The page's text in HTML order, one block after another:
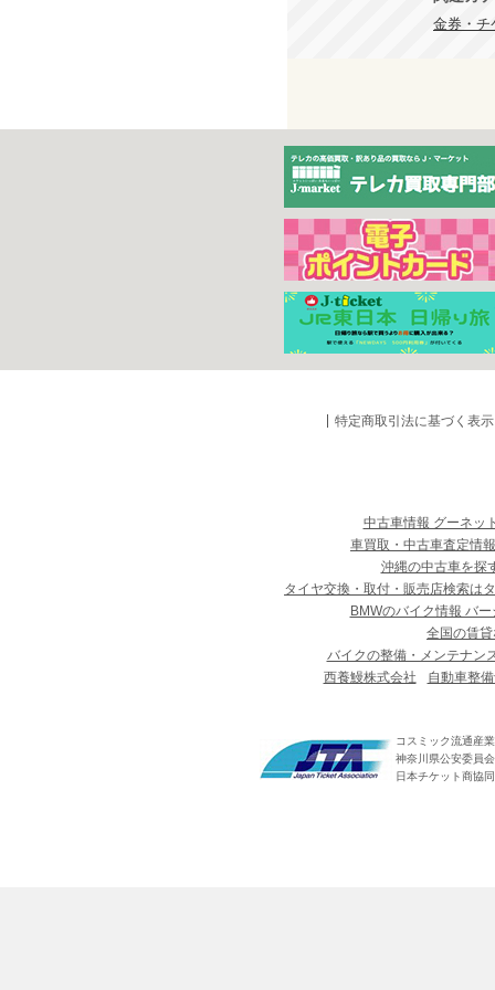
金券・チ
特定商取引法に基づく表示
中古車情報 グーネッ
車買取・中古車査定情
沖縄の中古車を探
タイヤ交換・取付・販売店検索は
BMWのバイク情報 バ
全国の賃
バイクの整備・メンテナン
西養鰻株式会社
自動車整
コスミック流通産
神奈川県公安委員
日本チケット商協